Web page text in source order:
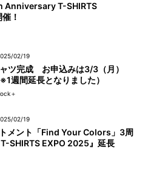
Anniversary T-SHIRTS
！
02/19
ツ完成 お申込みは3/3（月）
週間延長となりました）
＋
02/19
メント「Find Your Colors」3周
EXPO 2025』延長